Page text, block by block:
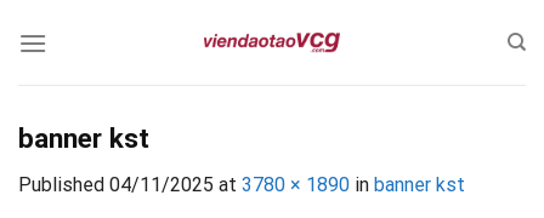
banner kst
Published 04/11/2025 at 3780 × 1890 in banner kst